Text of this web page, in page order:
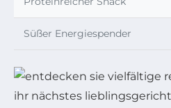
Süßer Energiespender